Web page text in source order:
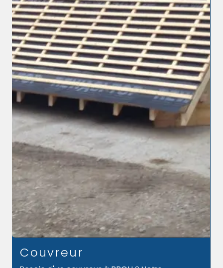
Agrandissement maison
bois